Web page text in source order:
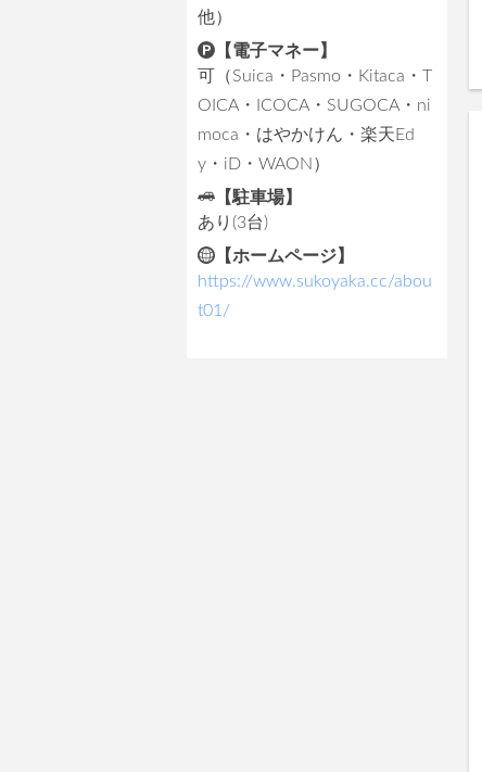
他）
【電子マネー】
可（Suica・Pasmo・Kitaca・T
OICA・ICOCA・SUGOCA・ni
moca・はやかけん・楽天Ed
y・iD・WAON）
【駐車場】
あり(3台)
【ホームページ】
https://www.sukoyaka.cc/abou
t01/